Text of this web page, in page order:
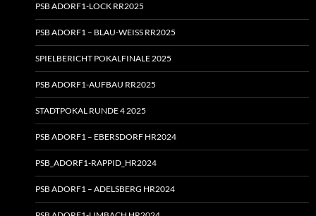
PSB ADORF1-LOCK RR2025
PSB ADORF1 – BLAU-WEISS RR2025
SPIELBERICHT POKALFINALE 2025
PSB ADORF1-AUFBAU RR2025
STADTPOKAL RUNDE 4 2025
PSB ADORF1 – EBERSDORF HR2024
PSB_ADORF1-RAPPID_HR2024
PSB ADORF1 – ADELSBERG HR2024